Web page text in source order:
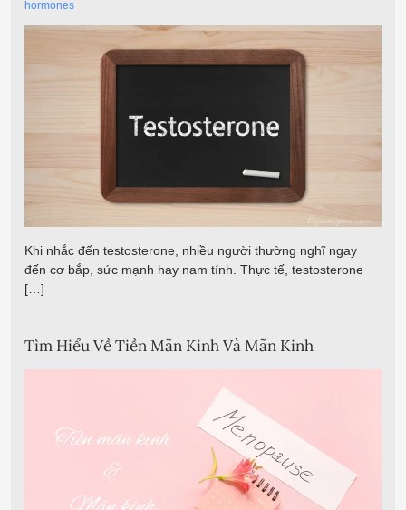
hormones
Khi nhắc đến testosterone, nhiều người thường nghĩ ngay
đến cơ bắp, sức mạnh hay nam tính. Thực tế, testosterone
[…]
Tìm Hiểu Về Tiền Mãn Kinh Và Mãn Kinh